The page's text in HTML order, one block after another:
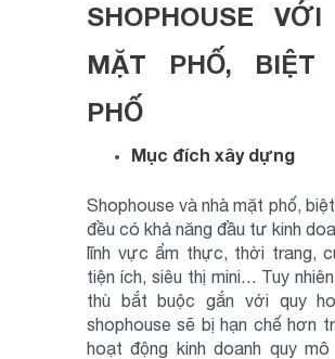
SHOPHOUSE
MẶT PHỐ, BIỆT
PHỐ
Mục đích xây dựng
Shophouse và nhà mặt phố,
đều có khả năng đầu tư kinh
lĩnh vực ẩm thực, thời trang,
tiện ích, siêu thị mini… Tuy
thù bắt buộc gắn với quy
shophouse sẽ bị hạn chế hơn
hoạt động kinh doanh quy